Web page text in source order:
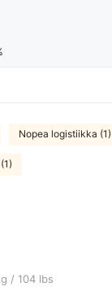
Nopea logistiikka (1)
Beige, Koko: S
/ 104 lbs